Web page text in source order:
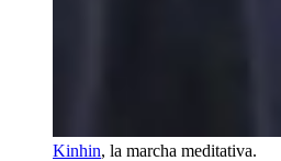
Kinhin, la marcha meditativa.